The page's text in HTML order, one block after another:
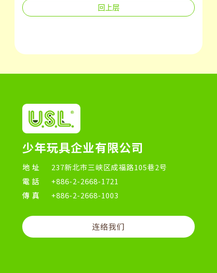
回上层
少年玩具企业有限公司
地址
237新北市三峡区成福路105巷2号
電話
+886-2-2668-1721
傳真
+886-2-2668-1003
连络我们